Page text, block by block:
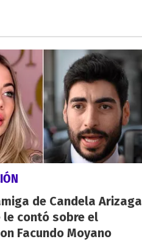
de Candela Arizaga
le contó sobre el
Facundo Moyano